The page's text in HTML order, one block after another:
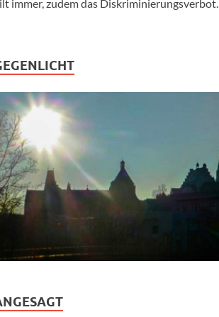
immer, zudem das Diskriminierungsverbot.